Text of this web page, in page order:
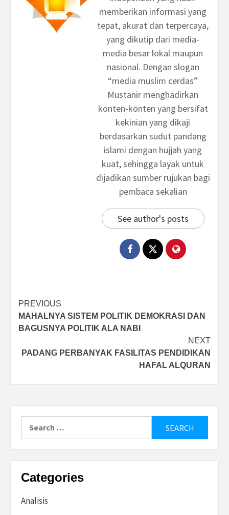
memberikan informasi yang
tepat, akurat dan terpercaya,
yang dikutip dari media-
media besar lokal maupun
nasional. Dengan slogan
“media muslim cerdas”
Mustanir menghadirkan
konten-konten yang bersifat
kekinian yang dikaji
berdasarkan sudut pandang
islami dengan hujjah yang
kuat, sehingga layak untuk
dijadikan sumber rujukan bagi
pembaca sekalian
See author's posts
Post
navigation
PREVIOUS
MAHALNYA SISTEM POLITIK DEMOKRASI DAN
BAGUSNYA POLITIK ALA NABI
NEXT
PADANG PERBANYAK FASILITAS PENDIDIKAN
HAFAL ALQURAN
Categories
Analisis